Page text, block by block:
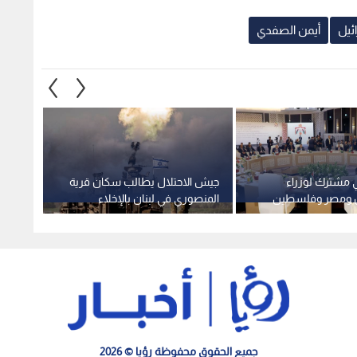
أيمن الصفدي
جيش الاحتلال يطالب سكان قرية
المنصوري في لبنان بالإخلاء
الفوري
مشترك لوزراء
ومصر وفلسطين
دعم القدس
جميع الحقوق محفوظة رؤيا © 2026